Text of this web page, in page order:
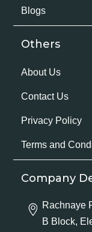
Blogs
Others
About Us
Contact Us
Privacy Policy
Terms and
Company
Rachnaye
B Block,